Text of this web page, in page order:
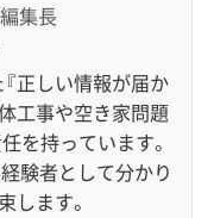
集長
正しい情報が届か
工事や空き家問題
を持っています。
験者として分かり
します。